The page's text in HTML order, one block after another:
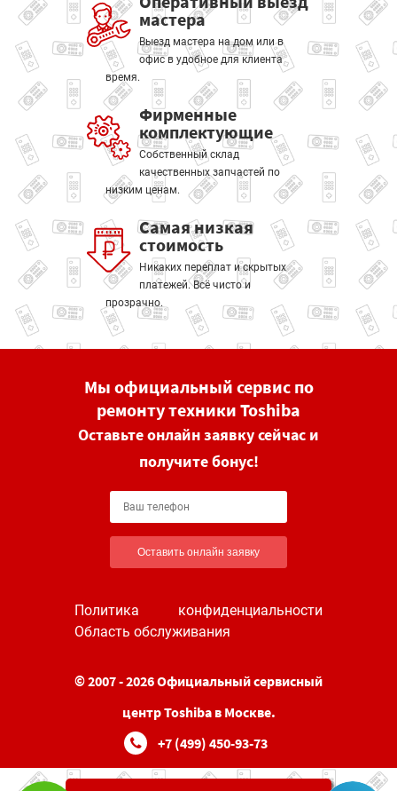
мастера
Выезд мастера на дом или в
офис в удобное для клиента
время.
Фирменные
комплектующие
Собственный склад
качественных запчастей по
низким ценам.
Самая низкая
стоимость
Никаких переплат и скрытых
платежей. Всё чисто и
прозрачно.
Мы официальный сервис по
ремонту техники Toshiba
Оставьте онлайн заявку сейчас и
получите бонус!
Оставить онлайн заявку
Политика конфиденциальности
Область обслуживания
© 2007 - 2026 Официальный сервисный
центр Toshiba в Москве.
+7 (499) 450-93-73